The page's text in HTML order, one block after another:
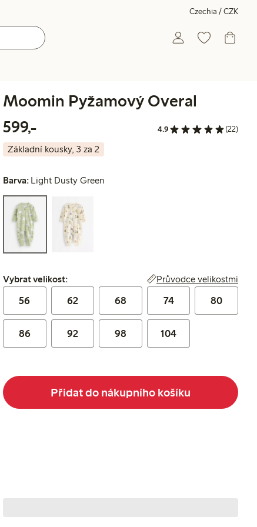
Czechia / CZK
Moomin Pyžamový Overal
599,-
4.9 (22)
Základní kousky, 3 za 2
Barva: Light Dusty Green
Vybrat velikost:
Vybrat velikost: Průvodce velikostmi
56 62 68 74 80
86 92 98 104
Přidat do nákupního košíku